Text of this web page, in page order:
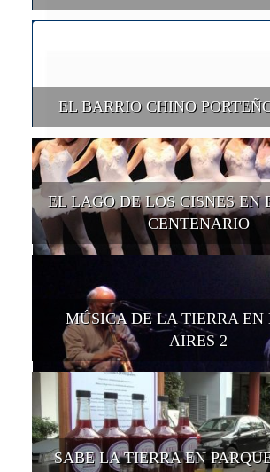
EL BARRIO CHINO
EL LAGO DE LOS CISNES EN
CENTENARIO
MÚSICA DE LA TIERRA EN
AIRES 2
SABE LA TIERRA EN